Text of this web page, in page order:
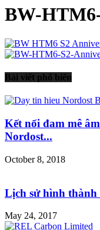
BW-
Bài viết phổ biến
Kết nối đam mê
Nordost...
October 8, 2018
Lịch sử hình
May 24, 2017